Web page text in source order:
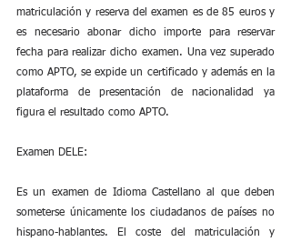
matriculación y reserva del examen es de 85 euros y
es necesario abonar dicho importe para reservar
fecha para realizar dicho examen. Una vez superado
como APTO, se expide un certificado y además en la
plataforma de presentación de nacionalidad ya
figura el resultado como APTO.
Examen DELE:
Es un examen de Idioma Castellano al que deben
someterse únicamente los ciudadanos de países no
hispano-hablantes. El coste del matriculación y